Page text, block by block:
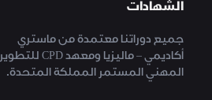
الشهادات
جميع دوراتنا معتمدة من ماستري
أكاديمي – ماليزيا ومعهد CPD للتطوير
المهني المستمر المملكة المتحدة.